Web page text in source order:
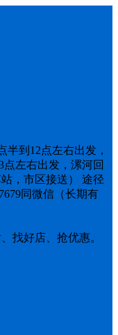
半到12点左右出发，
点左右出发，漯河回
，市区接送） 途径
同微信（长期有
找好店、抢优惠。